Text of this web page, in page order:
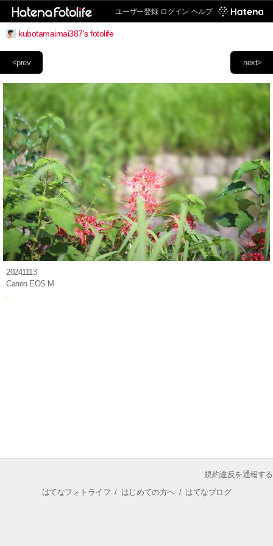
ユーザー登録 ログイン ヘルプ
kubotamaimai387's fotolife
next>
<prev
20241113
Canon EOS M
規約違反を通報する
はてなフォトライフ / はじめての方へ/ はてなブログ